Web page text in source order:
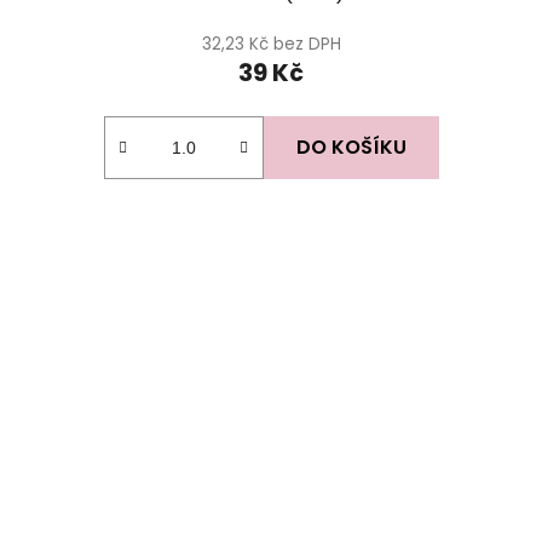
32,23 Kč bez DPH
39 Kč
DO KOŠÍKU